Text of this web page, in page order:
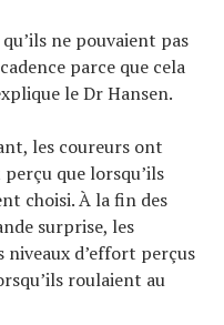
ne pouvaient pas
parce que cela
le Dr Hansen.
les coureurs ont
que lorsqu’ils
choisi. À la fin des
surprise, les
d’effort perçus
roulaient au